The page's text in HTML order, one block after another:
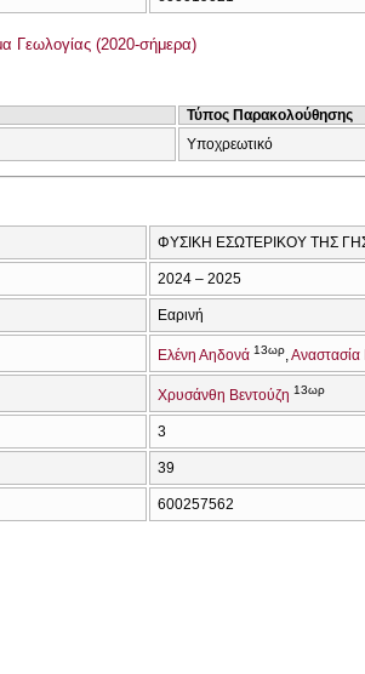
Γεωλογίας (2020-σήμερα)
Τύπος Παρακολούθησης
Υποχρεωτικό
ΦΥΣΙΚΗ ΕΣΩΤΕΡΙΚΟΥ ΤΗΣ
2024 – 2025
Εαρινή
Ελένη Αηδονά 13ωρ Αναστασία
Χρυσάνθη Βεντούζη 13ωρ
3
39
600257562